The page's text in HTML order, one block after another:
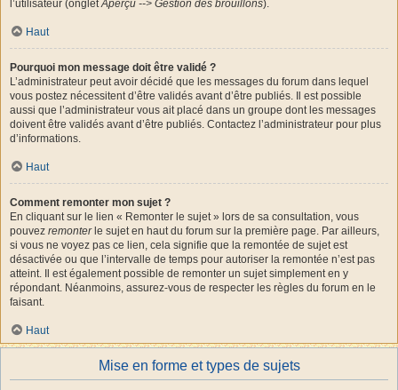
l’utilisateur (ongletAperçu --> Gestion des brouillons).
Haut
Pourquoi mon message doit être validé ?
L’administrateur peut avoir décidé que les messages du forum dans lequel
vous postez nécessitent d’être validés avant d’être publiés. Il est possible
aussi que l’administrateur vous ait placé dans un groupe dont les messages
doivent être validés avant d’être publiés. Contactez l’administrateur pour plus
d’informations.
Haut
Comment remonter mon sujet ?
En cliquant sur le lien « Remonter le sujet » lors de sa consultation, vous
pouvez remonterle sujet en haut du forum sur la première page. Par ailleurs,
si vous ne voyez pas ce lien, cela signifie que la remontée de sujet est
désactivée ou que l’intervalle de temps pour autoriser la remontée n’est pas
atteint. Il est également possible de remonter un sujet simplement en y
répondant. Néanmoins, assurez-vous de respecter les règles du forum en le
faisant.
Haut
Mise en forme et types de sujets